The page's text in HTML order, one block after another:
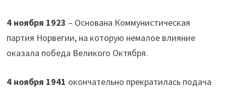
4 ноября 1923 – Основана Коммунистическая
партия Норвегии, на которую немалое влияние
оказала победа Великого Октября.
4 ноября 1941 окончательно прекратилась подача